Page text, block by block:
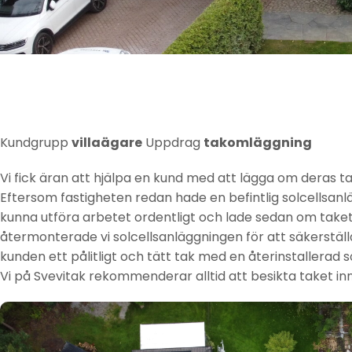
Kundgrupp villaägare Uppdrag takomläggning
Vi fick äran att hjälpa en kund med att lägga om deras
Eftersom fastigheten redan hade en befintlig
kunna utföra arbetet ordentligt och lade sedan om
återmonterade vi solcellsanläggningen för att
kunden ett pålitligt och tätt tak med en återinstallerad
Vi på Svevitak rekommenderar alltid att besikta taket